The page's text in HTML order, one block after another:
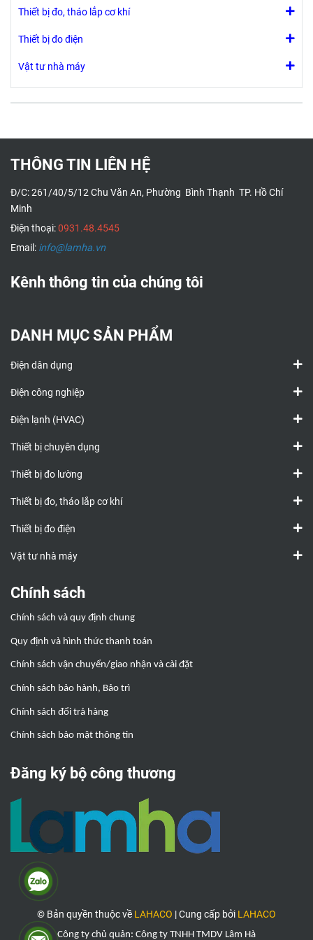
Methylene
Chloride,
và MTBE.
Thiết bị đo, tháo lắp cơ khí
Thiết bị đo điện
Vật tư nhà máy
THÔNG TIN LIÊN HỆ
Đ/C: 261/40/5/12 Chu Văn An, Phường Bình Thạnh TP. Hồ Chí
Minh
Điện thoại:0931.48.4545
Email: info@lamha.vn
Kênh thông tin của chúng tôi
DANH MỤC SẢN PHẨM
Điện dân dụng
Điện công nghiệp
Điện lạnh (HVAC)
Thiết bị chuyên dụng
Thiết bị đo lường
Thiết bị đo, tháo lắp cơ khí
Thiết bị đo điện
Vật tư nhà máy
Chính sách
Chính sách và quy định chung
Quy định và hình thức thanh toán
Chính sách vận chuyển/giao nhận và cài đặt
Chính sách bảo hành, Bảo trì
Chính sách đổi trả hàng
Chính sách bảo mật thông tin
Đăng ký bộ công thương
© Bản quyền thuộc về LAHACO |Cung cấp bởi LAHACO
Công ty chủ quản: Công ty TNHH TMDV Lâm Hà